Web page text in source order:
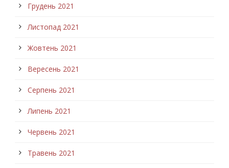
Грудень 2021
Листопад 2021
Жовтень 2021
Вересень 2021
Серпень 2021
Липень 2021
Червень 2021
Травень 2021